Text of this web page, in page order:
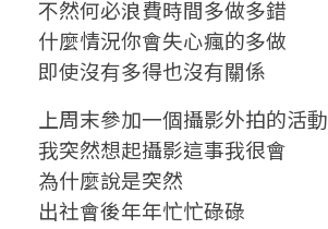
，
對
待
不
對
不然何必浪費時間多做多錯
什麼情況你會失心瘋的多做
即使沒有多得也沒有關係
上周末參加一個攝影外拍的活動
我突然想起攝影這事我很會
為什麼說是突然
出社會後年年忙忙碌碌